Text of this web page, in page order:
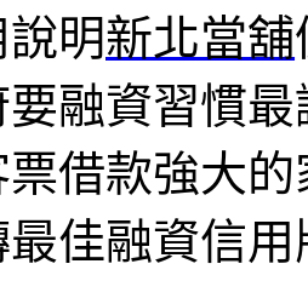
明新北當舖
融資習慣
借款強大
最佳融資信